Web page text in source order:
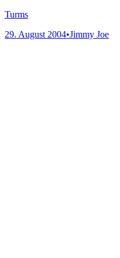
Turms
29. August 2004•Jimmy Joe